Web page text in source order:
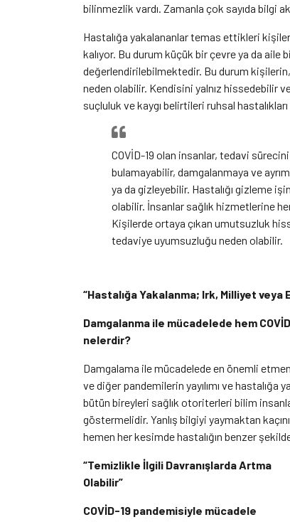
bilinmezlik vardı. Zamanla çok sayıda bilgi
Hastalığa yakalananlar temas ettikleri
kalıyor. Bu durum küçük bir çevre ya da aile
değerlendirilebilmektedir. Bu durum kişilerin,
neden olabilir. Kendisini yalnız hissedebilir
suçluluk ve kaygı belirtileri ruhsal
COVİD-19 olan insanlar, tedavi
bulamayabilir, damgalanmaya ve
ya da gizleyebilir. Hastalığı gizleme
olabilir. İnsanlar sağlık hizmetlerine
Kişilerde ortaya çıkan umutsuzluk
tedaviye uyumsuzluğu neden olabilir.
“Hastalığa Yakalanma; Irk, Milliyet
Damgalanma ile mücadelede hem
nelerdir?
Damgalama ile mücadelede en önemli
ve diğer pandemilerin yayılımı ve
bütün bireyleri sağlık otoriterleri bilim
göstermelidir. Yanlış bilgiyi yaymaktan
hemen her kesimde hastalığın benzer
“Temizlikle İlgili Davranışlarda Artma
Olabilir”
COVİD-19 pandemisiyle mücadele